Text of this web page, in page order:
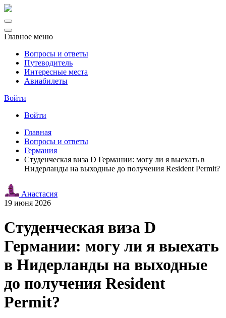
Главное меню
Вопросы и ответы
Путеводитель
Интересные места
Авиабилеты
Войти
Войти
Главная
Вопросы и ответы
Германия
Студенческая виза D Германии: могу ли я выехать в
Нидерланды на выходные до получения Resident Permit?
Анастасия
19 июня 2026
Студенческая виза D
Германии: могу ли я выехать
в Нидерланды на выходные
до получения Resident
Permit?